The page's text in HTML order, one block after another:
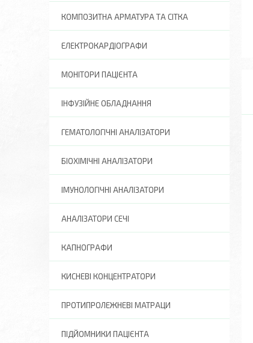
КОМПОЗИТНА АРМАТУРА ТА СІТКА
ЕЛЕКТРОКАРДІОГРАФИ
МОНІТОРИ ПАЦІЄНТА
ІНФУЗІЙНЕ ОБЛАДНАННЯ
ГЕМАТОЛОГІЧНІ АНАЛІЗАТОРИ
БІОХІМІЧНІ АНАЛІЗАТОРИ
ІМУНОЛОГІЧНІ АНАЛІЗАТОРИ
АНАЛІЗАТОРИ СЕЧІ
КАПНОГРАФИ
КИСНЕВІ КОНЦЕНТРАТОРИ
ПРОТИПРОЛЕЖНЕВІ МАТРАЦИ
ПІДЙОМНИКИ ПАЦІЄНТА